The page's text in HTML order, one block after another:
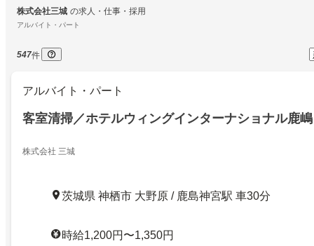
株式会社三城 の求人・仕事・採用
アルバイト・パート
547件
アルバイト・パート
客室清掃／ホテルウィングインターナショナル鹿嶋
株式会社 三城
茨城県 神栖市 大野原 / 鹿島神宮駅 車30分
時給1,200円〜1,350円